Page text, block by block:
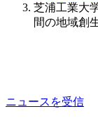
芝浦工業大
間の地域創
ニュースを受信